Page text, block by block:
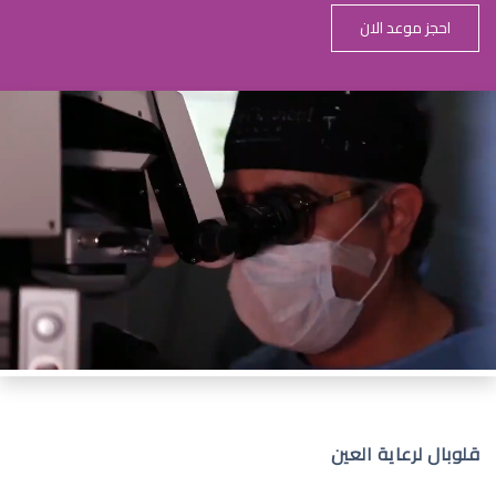
احجز موعد الان
قلوبال لرعاية العين